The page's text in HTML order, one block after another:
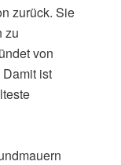
zurück. Sie
zu
von
ist